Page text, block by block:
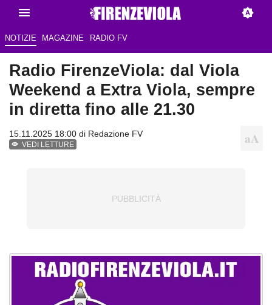
NOTIZIE MAGAZINE RADIO FV
Radio FirenzeViola: dal Viola
Weekend a Extra Viola, sempre
in diretta fino alle 21.30
15.11.2025 18:00 di Redazione FV
VEDI LETTURE